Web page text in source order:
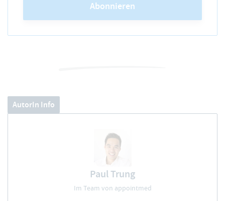
Abonnieren
AutorIn Info
Paul Trung
Im Team von appointmed